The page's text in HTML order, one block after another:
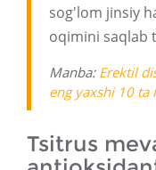
sog'lom jinsiy
oqimini saqlab
Manba: Erektil
eng yaxshi 10 ta
Tsitrus